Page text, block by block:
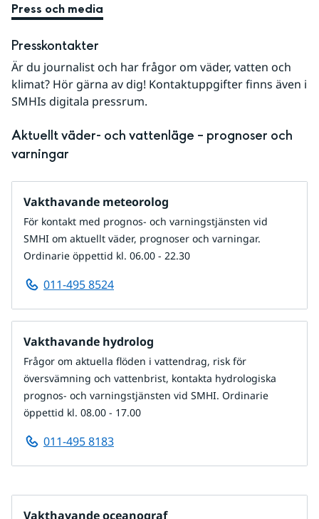
Press och media
Presskontakter
Är du journalist och har frågor om väder, vatten och
klimat? Hör gärna av dig! Kontaktuppgifter finns även i
SMHIs digitala pressrum.
Aktuellt väder- och vattenläge – prognoser och
varningar
Vakthavande meteorolog
För kontakt med prognos- och varningstjänsten vid
SMHI om aktuellt väder, prognoser och varningar.
Ordinarie öppettid kl. 06.00 - 22.30
011-495 8524
Vakthavande hydrolog
Frågor om aktuella flöden i vattendrag, risk för
översvämning och vattenbrist, kontakta hydrologiska
prognos- och varningstjänsten vid SMHI. Ordinarie
öppettid kl. 08.00 - 17.00
011-495 8183
Vakthavande oceanograf